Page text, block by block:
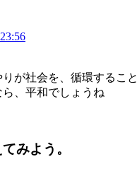
が社会を、循環すること
、平和でしょうね
みよう。